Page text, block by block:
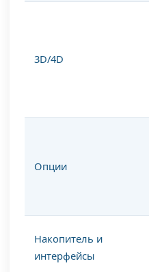
3D/4D
Опции
Накопитель и
интерфейсы